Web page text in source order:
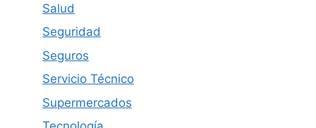
Salud
Seguridad
Seguros
Servicio Técnico
Supermercados